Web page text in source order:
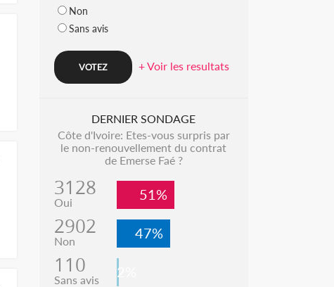
Non
Sans avis
+ Voir les resultats
DERNIER SONDAGE
Côte d'Ivoire: Etes-vous surpris par
le non-renouvellement du contrat
de Emerse Faé ?
3128
Oui 51%
2902
Non 47%
110
Sans avis 2%